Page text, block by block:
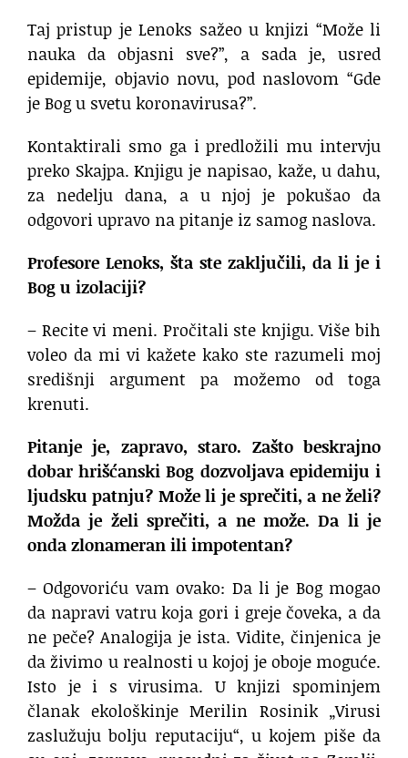
Taj pristup je Lenoks sažeo u knjizi “Može li
nauka da objasni sve?”, a sada je, usred
epidemije, objavio novu, pod naslovom “Gde
je Bog u svetu koronavirusa?”.
Kontaktirali smo ga i predložili mu intervju
preko Skajpa. Knjigu je napisao, kaže, u dahu,
za nedelju dana, a u njoj je pokušao da
odgovori upravo na pitanje iz samog naslova.
Profesore Lenoks, šta ste zaključili, da li je i
Bog u izolaciji?
– Recite vi meni. Pročitali ste knjigu. Više bih
voleo da mi vi kažete kako ste razumeli moj
središnji argument pa možemo od toga
krenuti.
Pitanje je, zapravo, staro. Zašto beskrajno
dobar hrišćanski Bog dozvoljava epidemiju i
ljudsku patnju? Može li je sprečiti, a ne želi?
Možda je želi sprečiti, a ne može. Da li je
onda zlonameran ili impotentan?
– Odgovoriću vam ovako: Da li je Bog mogao
da napravi vatru koja gori i greje čoveka, a da
ne peče? Analogija je ista. Vidite, činjenica je
da živimo u realnosti u kojoj je oboje moguće.
Isto je i s virusima. U knjizi spominjem
članak ekološkinje Merilin Rosinik „Virusi
zaslužuju bolju reputaciju“, u kojem piše da